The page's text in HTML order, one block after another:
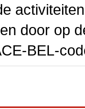
door op
BEL-